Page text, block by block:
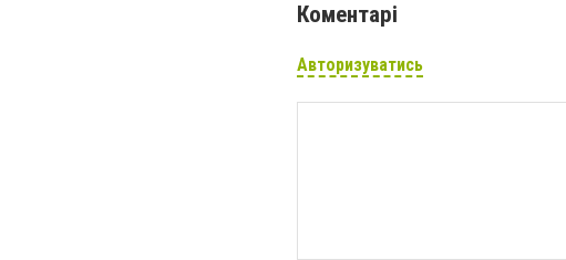
Коментарі
Авторизуватись